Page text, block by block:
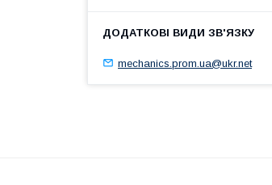
mechanics.prom.ua@ukr.net